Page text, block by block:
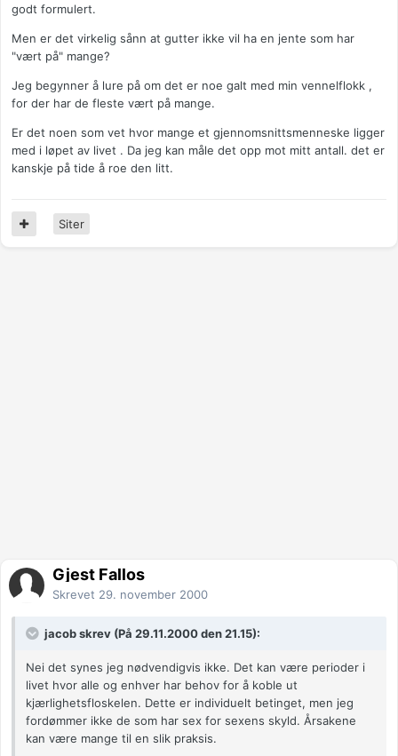
godt formulert.
Men er det virkelig sånn at gutter ikke vil ha en jente som har
"vært på" mange?
Jeg begynner å lure på om det er noe galt med min vennelflokk ,
for der har de fleste vært på mange.
Er det noen som vet hvor mange et gjennomsnittsmenneske ligger
med i løpet av livet . Da jeg kan måle det opp mot mitt antall. det er
kanskje på tide å roe den litt.
Siter
Gjest Fallos
Skrevet 29. november 2000
jacob skrev (På 29.11.2000 den 21.15):
Nei det synes jeg nødvendigvis ikke. Det kan være perioder i
livet hvor alle og enhver har behov for å koble ut
kjærlighetsfloskelen. Dette er individuelt betinget, men jeg
fordømmer ikke de som har sex for sexens skyld. Årsakene
kan være mange til en slik praksis.